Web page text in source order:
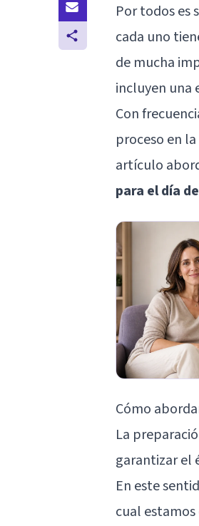
Por todos es
cada uno
de mucha
incluyen una
Con
proceso en
artículo
para el día
Cómo
La
garantizar el
En este
cual